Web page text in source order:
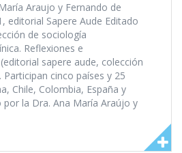
Araujo y Fernando de
editorial Sapere Aude Editado
de sociología
Reflexiones e
sapere aude, colección
cinco países y 25
Chile, Colombia, España y
por la Dra. Ana María Araújo y